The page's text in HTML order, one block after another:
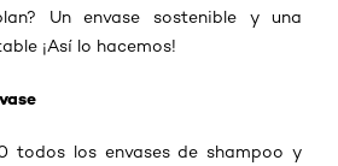
Un envase sostenible y una
¡Así lo hacemos!
todos los envases de shampoo y